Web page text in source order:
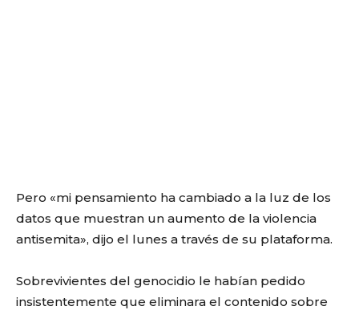
Pero «mi pensamiento ha cambiado a la luz de los
datos que muestran un aumento de la violencia
antisemita», dijo el lunes a través de su plataforma.
Sobrevivientes del genocidio le habían pedido
insistentemente que eliminara el contenido sobre